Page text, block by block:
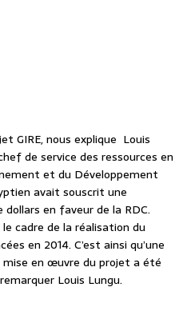
GIRE, nous explique Louis
de service des ressources en
et du Développement
avait souscrit une
en faveur de la RDC.
cadre de la réalisation du
en 2014. C’est ainsi qu’une
en œuvre du projet a été
Louis Lungu.